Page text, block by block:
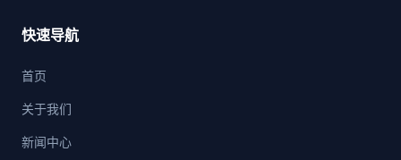
快速导航
首页
关于我们
新闻中心